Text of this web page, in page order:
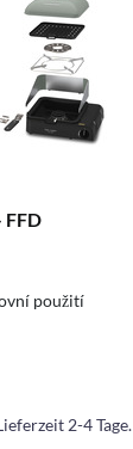
FFD
použití
2-4 Tage.